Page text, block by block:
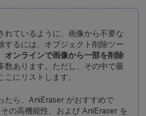
れているように、画像から不要な
するには、オブジェクト削除ツー
オンラインで画像から一部を削除
数あります。ただし、その中で最
こにリストします。
たら、AniEraser がおすすめで
の高機能性、および AniEraser を